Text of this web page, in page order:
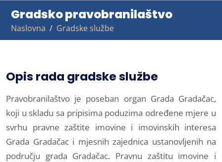
Gradsko pravobranilaštvo
Naslovna Gradske službe
Opis rada gradske službe
Pravobranilaštvo je poseban organ Grada Gradačac,
koji u skladu sa pripisima poduzima određene mjere u
svrhu pravne zaštite imovine i imovinskih interesa
Grada Gradačac i mjesnih zajednica ustanovljenih na
području grada Gradačac. Pravnu zaštitu imovine i